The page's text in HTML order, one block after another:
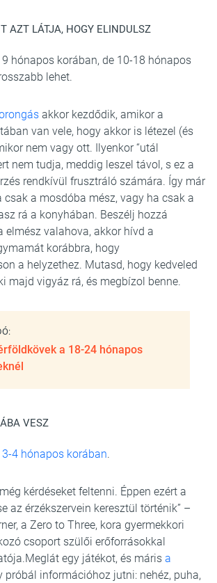
AZT LÁTJA, HOGY ELINDULSZ
9 hónapos korában, de 10-18 hónapos
lehet.
akkor kezdődik, amikor a
van vele, hogy akkor is létezel (és
nem vagy ott. Ilyenkor “utál
nem tudja, meddig leszel távol, s ez a
rendkívül frusztráló számára. Így már
csak a mosdóba mész, vagy ha csak a
rá a konyhában. Beszélj hozzá
elmész valahova, akkor hívd a
korábbra, hogy
a helyzethez. Mutasd, hogy kedveled
majd vigyáz rá, és megbízol benne.
a 18-24 hónapos
VESZ
3-4 hónapos korában.
kérdéseket feltenni. Éppen ezért a
az érzékszervein keresztül történik” –
a Zero to Three, kora gyermekkori
csoport szülői erőforrásokkal
egy játékot, és máris a
próbál információhoz jutni: nehéz, puha,